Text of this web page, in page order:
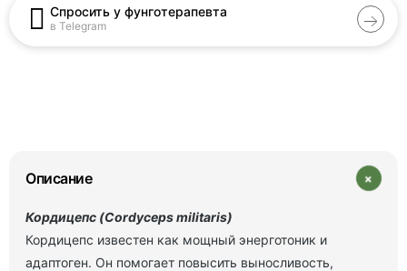
Спросить у фунготерапевта
в Telegram
Описание +
Кордицепс (Cordyceps militaris)
Кордицепс известен как мощный энерготоник и
адаптоген. Он помогает повысить выносливость,